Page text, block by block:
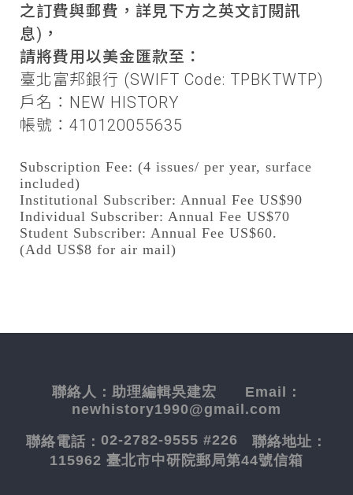
之訂費與郵費，詳見下方之英文訂閱訊
息)，
請將費用以美金匯款至：
臺北富邦銀行 (SWIFT Code: TPBKTWTP)
戶名：NEW HISTORY
帳號：410120055635
Subscription Fee: (4 issues/ per year, surface
included)
Institutional Subscriber: Annual Fee US$90
Individual Subscriber: Annual Fee US$70
Student Subscriber: Annual Fee US$60.
(Add US$8 for air mail)
聯絡人： 助理編輯吳建宏 Email：
newhistory1990@gmail.com
聯絡電話： 02-2782-9555 #226 聯絡地址：
115962 臺北市中研院郵局第44號信箱